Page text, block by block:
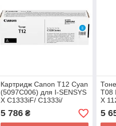
Картридж Canon T12 Cyan
(5097C006) для I-SENSYS
X C1333iF/ C1333i/
5 786₴
T08
X
5